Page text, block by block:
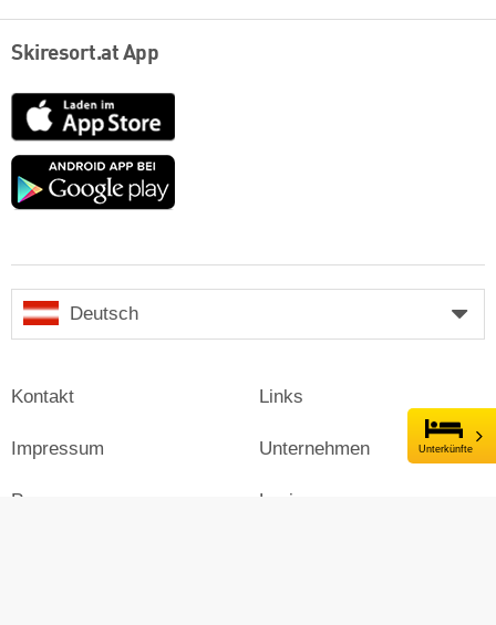
Unterkünfte
Skiresort.at App
App
Store
Google
Deutsch
Kontakt
Impressum
Presse
Links
Unternehmen
Login